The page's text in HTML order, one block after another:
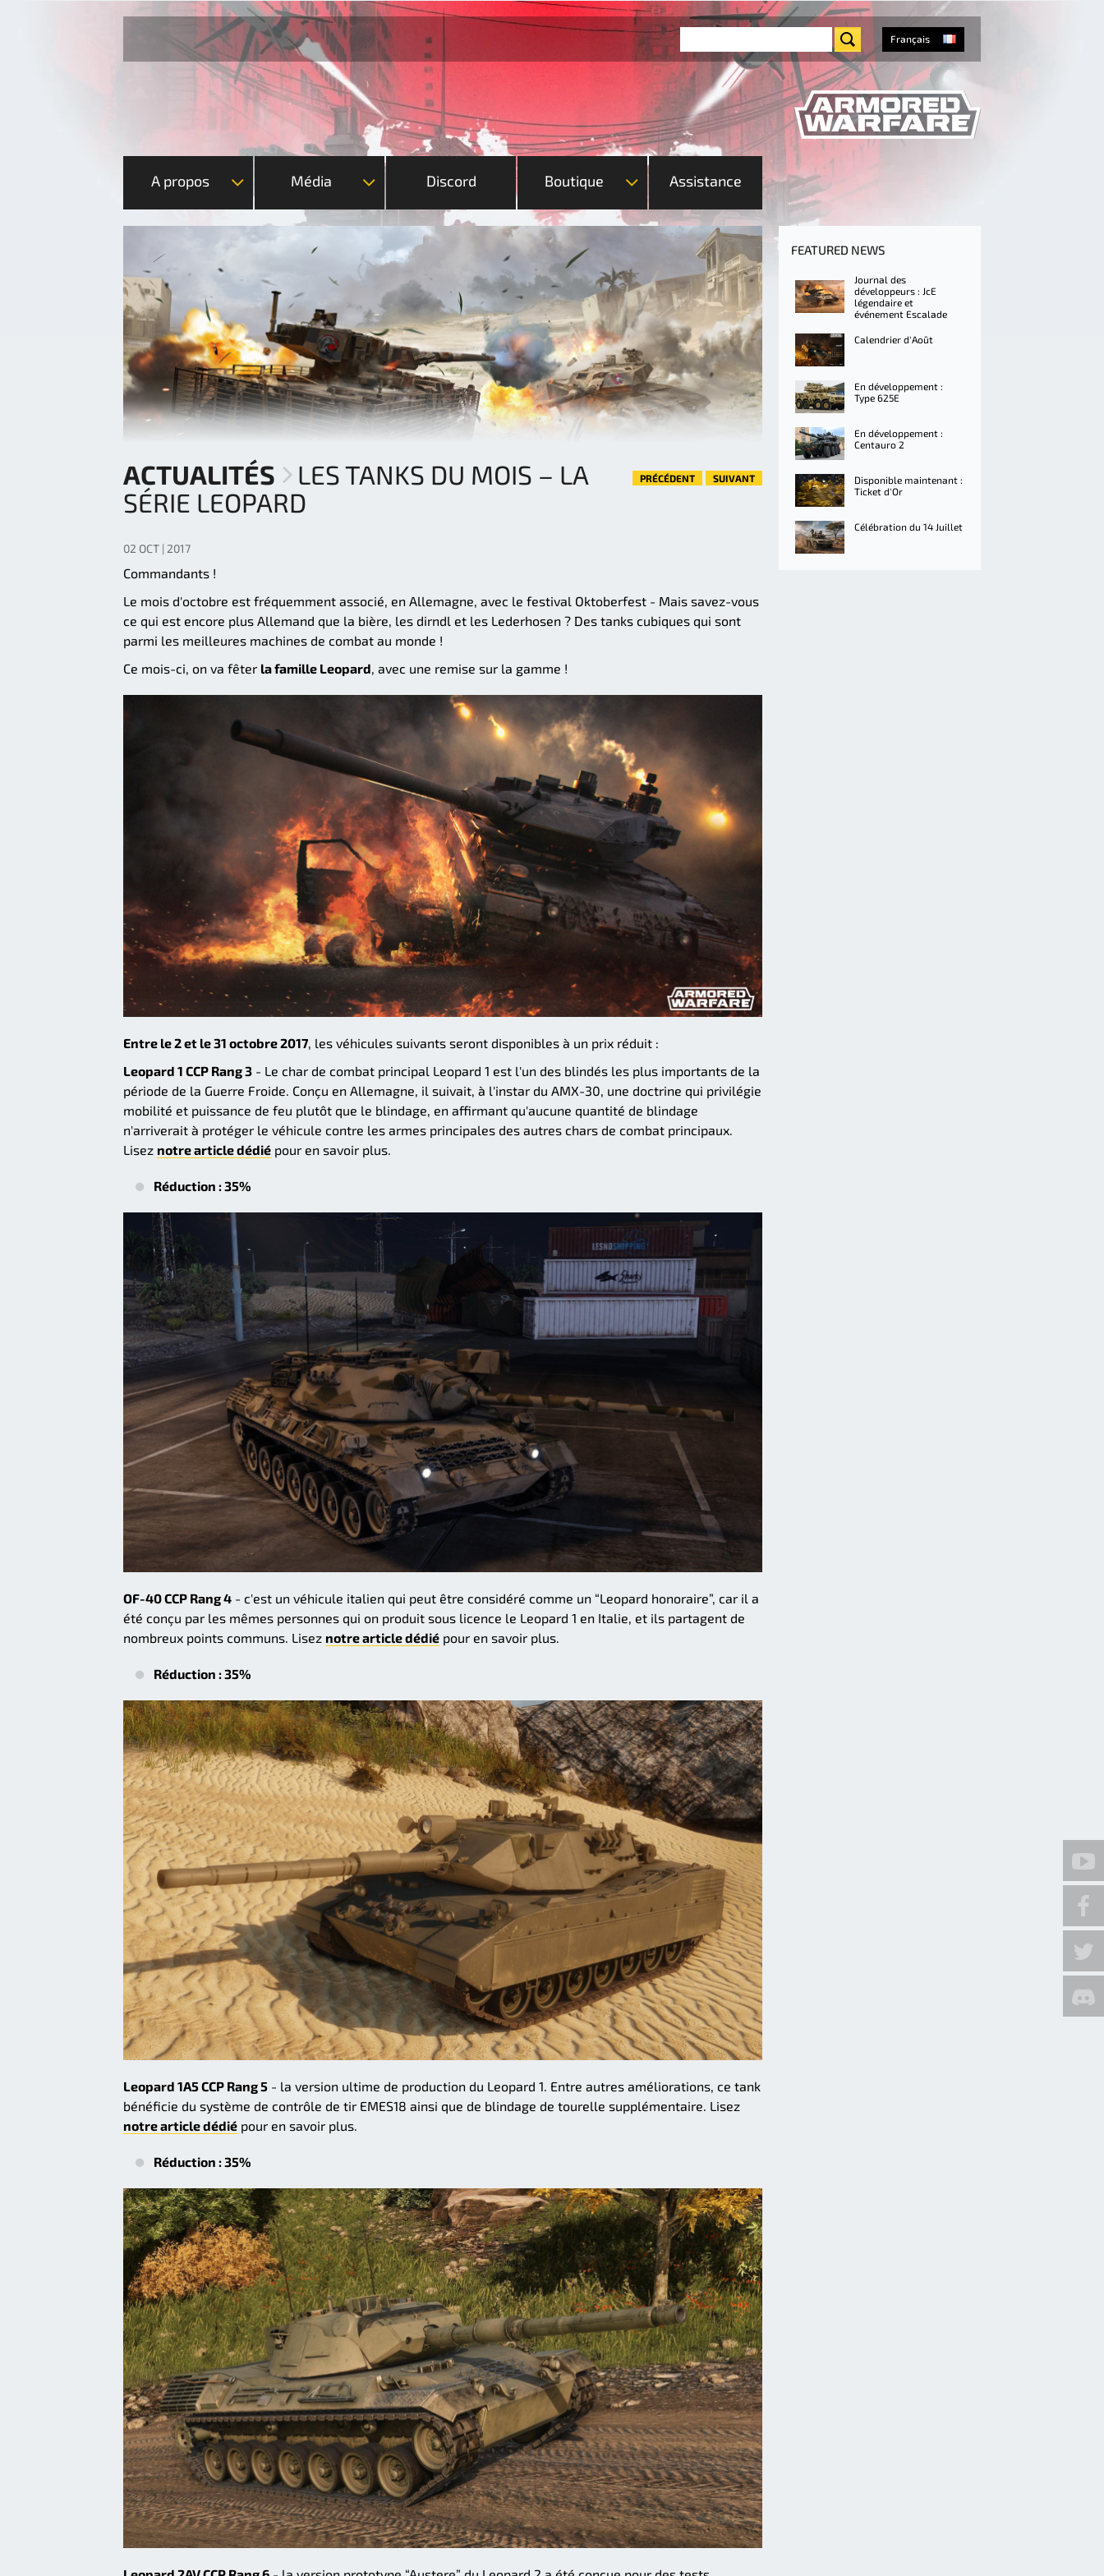
Français
A propos Média Discord Boutique Assistance
ACTUALITÉS
LES TANKS DU MOIS – LA
SÉRIE LEOPARD
PRÉCÉDENT SUIVANT
02 OCT | 2017
Commandants !
Le mois d'octobre est fréquemment associé, en Allemagne, avec le festival Oktoberfest - Mais savez-vous
ce qui est encore plus Allemand que la bière, les dirndl et les Lederhosen ? Des tanks cubiques qui sont
parmi les meilleures machines de combat au monde !
Ce mois-ci, on va fêter la famille Leopard, avec une remise sur la gamme !
Entre le 2 et le 31 octobre 2017, les véhicules suivants seront disponibles à un prix réduit :
Leopard 1 CCP Rang 3 - Le char de combat principal Leopard 1 est l'un des blindés les plus importants de la
période de la Guerre Froide. Conçu en Allemagne, il suivait, à l'instar du AMX-30, une doctrine qui privilégie
mobilité et puissance de feu plutôt que le blindage, en affirmant qu'aucune quantité de blindage
n'arriverait à protéger le véhicule contre les armes principales des autres chars de combat principaux.
Lisez notre article dédié pour en savoir plus.
Réduction : 35%
OF-40 CCP Rang 4 - c'est un véhicule italien qui peut être considéré comme un “Leopard honoraire”, car il a
été conçu par les mêmes personnes qui on produit sous licence le Leopard 1 en Italie, et ils partagent de
nombreux points communs. Lisez notre article dédié pour en savoir plus.
Réduction : 35%
Leopard 1A5 CCP Rang 5 - la version ultime de production du Leopard 1. Entre autres améliorations, ce tank
bénéficie du système de contrôle de tir EMES18 ainsi que de blindage de tourelle supplémentaire. Lisez
notre article dédié pour en savoir plus.
Réduction : 35%
FEATURED NEWS
Journal des
développeurs : JcE
légendaire et
événement Escalade
Calendrier d'Août
En développement :
Type 625E
En développement :
Centauro 2
Disponible maintenant :
Ticket d'Or
Célébration du 14 Juillet